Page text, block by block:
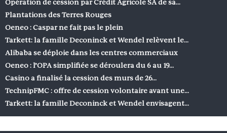
Opération de cession par Crédit Agricole SA de sa…
Plantations des Terres Rouges
Oeneo : Caspar ne fait pas le plein
Tarkett: la famille Deconinck et Wendel relèvent le…
Alibaba se déploie dans les centres commerciaux
Oeneo : l’OPA simplifiée se déroulera du 6 au 19…
Casino a finalisé la cession des murs de 26…
TechnipFMC : offre de cession volontaire avant une…
Tarkett: la famille Deconinck et Wendel envisagent…